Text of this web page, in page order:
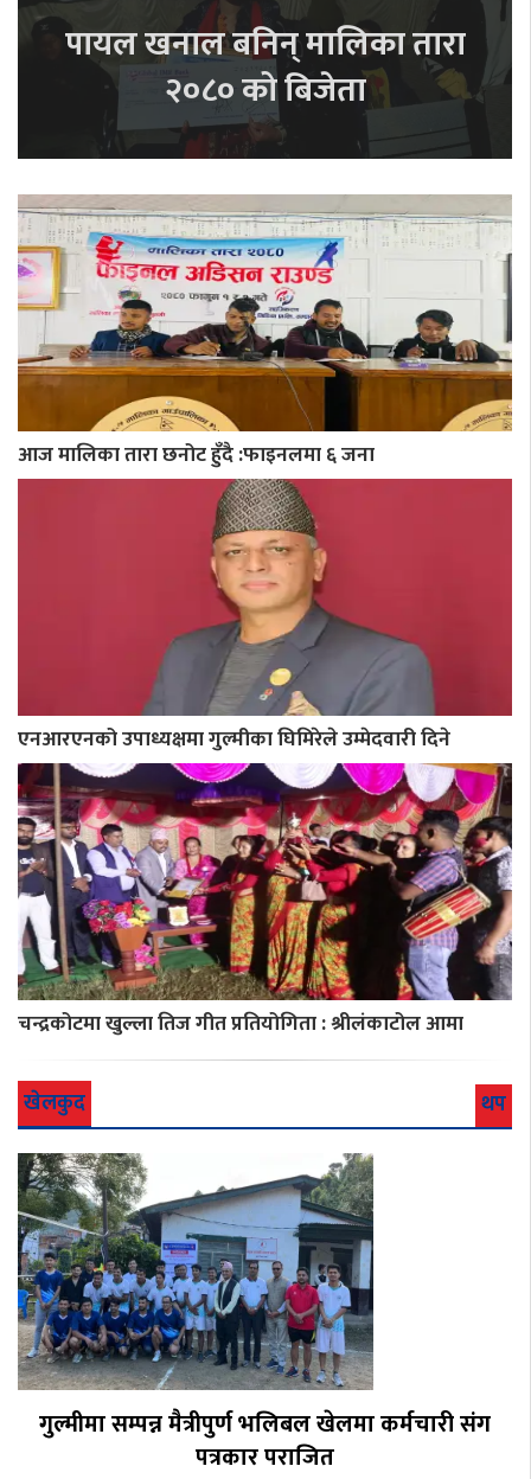
पायल खनाल बनिन् मालिका तारा
२०८० को बिजेता
आज मालिका तारा छनोट हुँदै :फाइनलमा ६ जना
एनआरएनको उपाध्यक्षमा गुल्मीका घिमिरेले उम्मेदवारी दिने
चन्द्रकोटमा खुल्ला तिज गीत प्रतियोगिता : श्रीलंकाटोल आमा
खेलकुद थप
गुल्मीमा सम्पन्न मैत्रीपुर्ण भलिबल खेलमा कर्मचारी संग
पत्रकार पराजित